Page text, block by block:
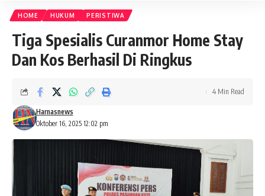
HOME HUKUM PERISTIWA
Tiga Spesialis Curanmor Home Stay
Dan Kos Berhasil Di Ringkus
Oktober 16, 2025 12:02 pm
Harnasnews
4 Min Read